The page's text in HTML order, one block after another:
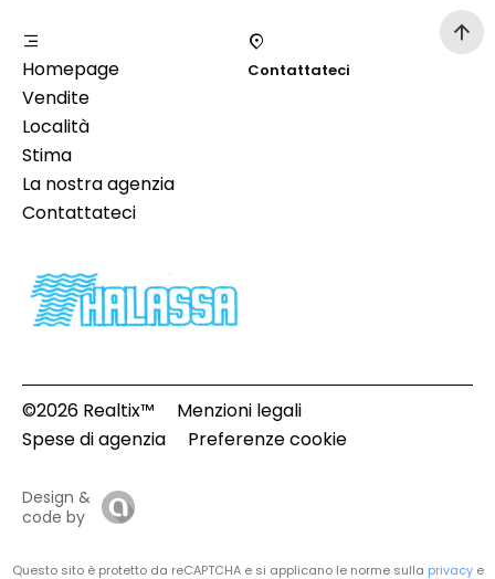
Homepage
Vendite
Località
Stima
La nostra agenzia
Contattateci
Contattateci
©2026 Realtix™
Menzioni legali
Spese di agenzia
Preferenze cookie
Design &
code by
Questo sito è protetto da reCAPTCHA e si applicano le norme sulla privacye